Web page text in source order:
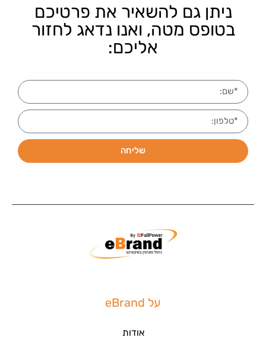
ניתן גם להשאיר את פרטיכם
בטופס מטה, ואנו נדאג לחזור
אליכם:
שליחה
על eBrand
אודות